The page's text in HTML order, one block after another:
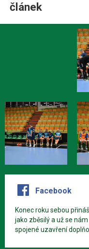
článek
Facebook
Konec roku sebou
jako zběsilý a už se
spojené uzavření